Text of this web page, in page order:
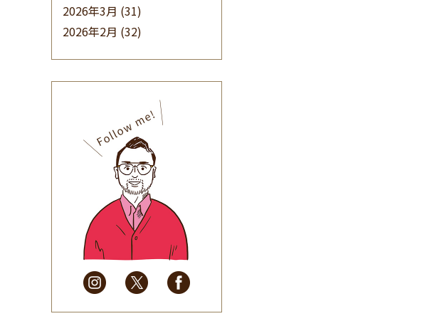
2026年3月 (31)
2026年2月 (32)
(32)
2025年9月(30)
2025年8月(31)
2025年7月(37)
2025年6月(48)
2025年5月
(41)
2025年4月
(32)
2025年3月(31)
2025年2月
(28)
2025年1月
(34)